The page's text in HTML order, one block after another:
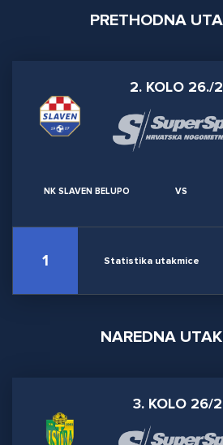
PRETHODNA
2. KOLO 26./
NK SLAVEN BELUPO VS
1 Statistika utakmice
NAREDNA
3. KOLO 26/